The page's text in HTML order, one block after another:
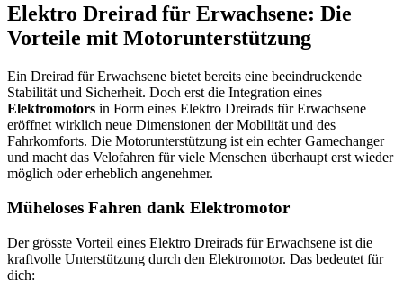
Elektro Dreirad für Erwachsene: Die
Vorteile mit Motorunterstützung
Ein Dreirad für Erwachsene bietet bereits eine beeindruckende
Stabilität und Sicherheit. Doch erst die Integration eines
Elektromotors in Form eines Elektro Dreirads für Erwachsene
eröffnet wirklich neue Dimensionen der Mobilität und des
Fahrkomforts. Die Motorunterstützung ist ein echter Gamechanger
und macht das Velofahren für viele Menschen überhaupt erst wieder
möglich oder erheblich angenehmer.
Müheloses Fahren dank Elektromotor
Der grösste Vorteil eines Elektro Dreirads für Erwachsene ist die
kraftvolle Unterstützung durch den Elektromotor. Das bedeutet für
dich: